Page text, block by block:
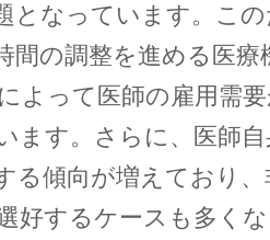
となっています。こ
間の調整を進める医療
よって医師の雇用需
ます。さらに、医師
る傾向が増えており、
好するケースも多く